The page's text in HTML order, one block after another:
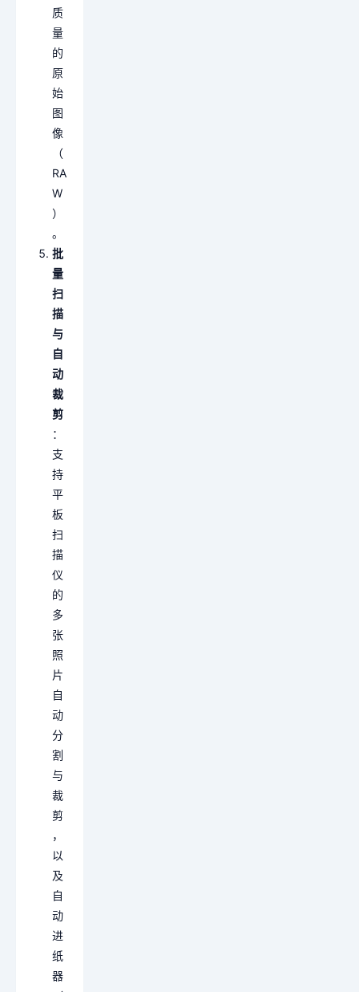
质
量
的
原
始
图
像
（
RA
W
）
。
批
量
扫
描
与
自
动
裁
剪
：
支
持
平
板
扫
描
仪
的
多
张
照
片
自
动
分
割
与
裁
剪
，
以
及
自
动
进
纸
器